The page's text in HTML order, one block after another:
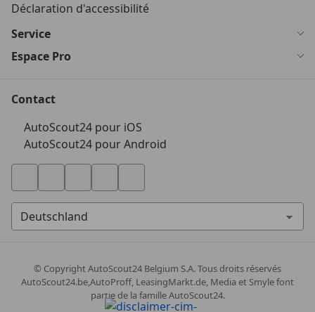
Déclaration d'accessibilité
Service
Espace Pro
Contact
AutoScout24 pour iOS
AutoScout24 pour Android
© CopyrightAutoScout24 Belgium S.A. Tous droits réservés
AutoScout24.be,AutoProff, LeasingMarkt.de, Media et Smyle font
partie de la famille AutoScout24.